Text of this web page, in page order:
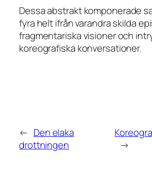
Dessa abstrakt komponerade
fyra helt ifrån varandra skilda
fragmentariska visioner och
koreografiska konversationer.
← Den elaka
drottningen
→